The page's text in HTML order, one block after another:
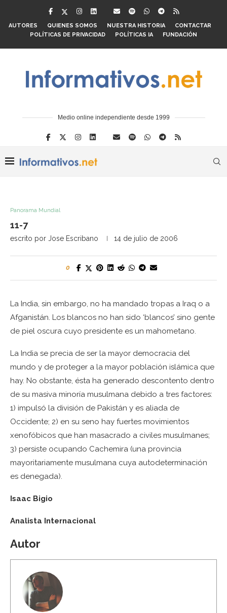
AUTORES QUIENES SOMOS NUESTRA HISTORIA
CONTACTAR
POLÍTICAS DE PRIVACIDAD
POLÍTICAS IA FUNDACIÓN
Medio online independiente desde 1999
Panorama Mundial
11-7
escrito por Jose Escribano 14 de julio de 2006
0
La India, sin embargo, no ha mandado tropas a Iraq o a
Afganistán. Los blancos no han sido ‘blancos’ sino gente
de piel oscura cuyo presidente es un mahometano.
La India se precia de ser la mayor democracia del
mundo y de proteger a la mayor población islámica que
hay. No obstante, ésta ha generado descontento dentro
de su masiva minoría musulmana debido a tres factores:
1) impulsó la división de Pakistán y es aliada de
Occidente; 2) en su seno hay fuertes movimientos
xenofóbicos que han masacrado a civiles musulmanes;
3) persiste ocupando Cachemira (una provincia
mayoritariamente musulmana cuya autodeterminación
es denegada).
Isaac Bigio
Analista Internacional
Autor